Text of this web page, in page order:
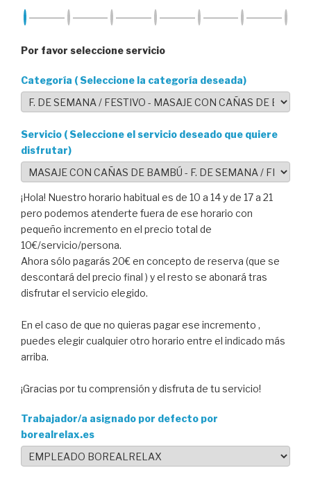
Por favor seleccione servicio
Categoría ( Seleccione la categoría deseada)
Servicio ( Seleccione el servicio deseado que quiere
disfrutar)
¡Hola! Nuestro horario habitual es de 10 a 14 y de 17 a 21
pero podemos atenderte fuera de ese horario con
pequeño incremento en el precio total de
10€/servicio/persona.
Ahora sólo pagarás 20€ en concepto de reserva (que se
descontará del precio final ) y el resto se abonará tras
disfrutar el servicio elegido.
En el caso de que no quieras pagar ese incremento ,
puedes elegir cualquier otro horario entre el indicado más
arriba.
¡Gracias por tu comprensión y disfruta de tu servicio!
Trabajador/a asignado por defecto por
borealrelax.es